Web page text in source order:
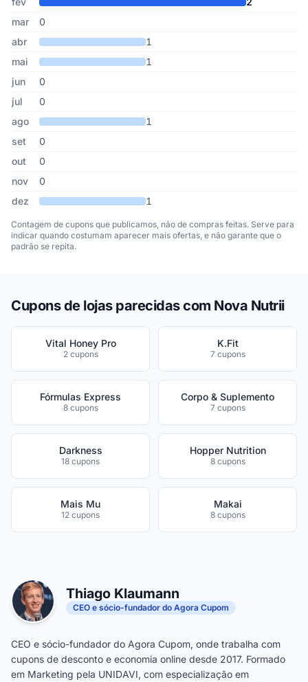
mar
0
abr
1
mai
1
jun
0
jul
0
ago
1
set
0
out
0
nov
0
dez
1
Contagem de cupons que publicamos, não de compras feitas. Serve para
indicar quando costumam aparecer mais ofertas, e não garante que o
padrão se repita.
Cupons de lojas parecidas com Nova Nutrii
Vital Honey Pro
2 cupons
K.Fit
7 cupons
Fórmulas Express
8 cupons
Corpo & Suplemento
7 cupons
Darkness
18 cupons
Hopper Nutrition
8 cupons
Mais Mu
12 cupons
Makai
8 cupons
Thiago Klaumann
CEO e sócio-fundador do Agora Cupom
CEO e sócio-fundador do Agora Cupom, onde trabalha com
cupons de desconto e economia online desde 2017. Formado
em Marketing pela UNIDAVI, com especialização em